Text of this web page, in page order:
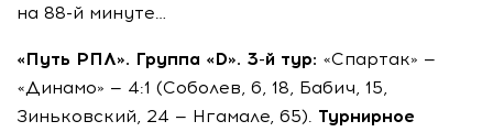
на 88-й минуте…
«Путь РПЛ». Группа «D». 3-й тур: «Спартак» —
«Динамо» — 4:1 (Соболев, 6, 18, Бабич, 15,
Зиньковский, 24 — Нгамале, 65). Турнирное